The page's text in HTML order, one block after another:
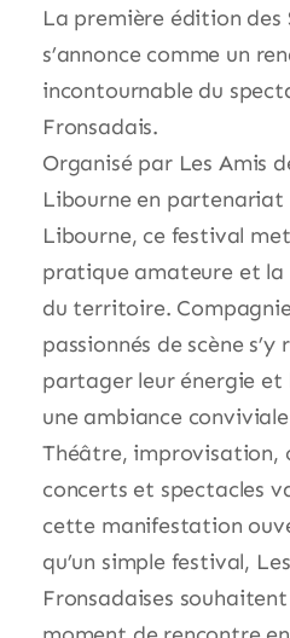
La première édition des
s’annonce comme un
incontournable du
Fronsadais.
Organisé par Les Amis
Libourneen partenariat
Libourne, ce festival
pratique amateure et la
du territoire.
passionnés de scène
partager leur énergie
une ambiance
Théâtre, improvisation,
concerts et spectacles
cette manifestation
qu’un simple festival,
Fronsadaises